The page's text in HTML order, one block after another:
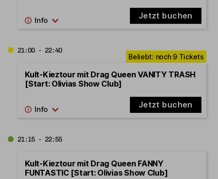
Jetzt buchen
21:00 - 22:40
Kult-Kieztour mit Drag Queen VANITY TRASH
[Start: Olivias Show Club]
Jetzt buchen
21:15 - 22:55
Kult-Kieztour mit Drag Queen FANNY
FUNTASTIC [Start: Olivias Show Club]